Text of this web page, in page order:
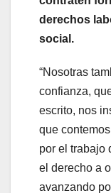
derechos
social.
“Nosotras
confianza,
escrito, nos
que
por el trabajo
el derecho a
avanzando